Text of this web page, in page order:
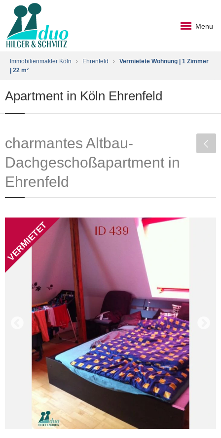
Menu
Immobilienmakler Köln › Ehrenfeld › Vermietete Wohnung | 1 Zimmer
| 22 m²
Apartment in Köln Ehrenfeld
charmantes Altbau-
Dachgeschoßapartment in
Ehrenfeld